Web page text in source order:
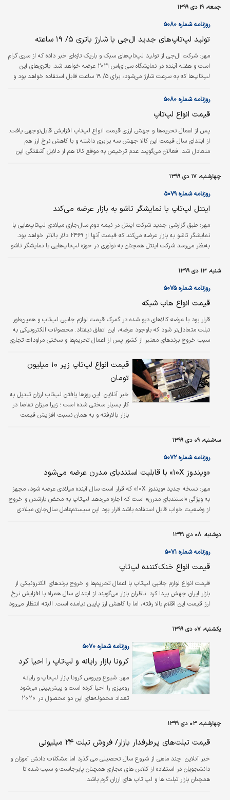
درصد بوده که در ماه‌ها و سال‌های اخیر کم‌سابقه بوده است. در این سه…
جمعه، ۱۹ دی ۱۳۹۹
روزنامه شماره ۵۰۸۰
تولید لپ‌تاپ‌های جدید ال‌جی با شارژ باتری ۵/ ۱۹ ساعته
مهر: شرکت ال‌جی از تولید لپ‌تاپ‌های سبک و باریک تازه‌ای خبر داده که از سری گرام
است و هفته آینده در نمایشگاه سی‌ای‌اس ۲۰۲۱ عرضه خواهد شد. باتری‌های این
لپ‌تاپ‌ها که به سرعت شارژ می‌شود، برای ۵/ ۱۹ ساعت قابل استفاده خواهد بود و
با یک بار شارژ به مدت ۵/ ۱۹ ساعت قابل استفاده…
روزنامه شماره ۵۰۸۰
قیمت انواع لپ‌تاپ
پس از اعمال تحریم‌ها و جهش ارزی قیمت انواع لپ‌تاپ افزایش قابل‌توجهی یافت.
از ابتدای سال قیمت این کالا جهش سه برابری داشته و با کاهش نرخ ارز هم
متعادل شد. فعالان می‌گویند عدم ترخیص به موقع کالا هم از دلایل آشفتگی این
چهارشنبه، ۱۷ دی ۱۳۹۹
روزنامه شماره ۵۰۷۹
اینتل لپ‌تاپ با نمایشگر تاشو به بازار عرضه می‌کند
مهر: طبق گزارشی جدید شرکت اینتل در نیمه دوم سال‌جاری میلادی لپ‌‌تاپ‌هایی با
نمایشگر تاشو به بازار عرضه می‌کند که قیمت آنها از ۲۴۶۹ دلار بالاتر خواهد بود.
به‌نظر می‌رسد شرکت اینتل همچنان به نوآوری در حوزه لپ‌تاپ‌هایی با نمایشگر تاشو
دوم ۲۰۲۱ میلادی به بازار عرضه می‌شوند. طبق گزارش نشریه «دیجی‌تایمز»، اینتل از
مدتی قبل توسعه این نوع از لپ‌تاپ‌ها را آغاز کرده است. همچنین این شرکت
تراشه‌های خود را در لپ‌تاپ‌های جدید به‌کار…
شنبه، ۱۳ دی ۱۳۹۹
روزنامه شماره ۵۰۷۵
قیمت انواع هاب شبکه
قرار بود با عرضه کالاهای دپو شده در گمرک قیمت لوازم جانبی لپ‌تاپ و همین‌طور
تبلت متعادل‌تر شود که باوجود عرضه، این اتفاق نیفتاد. محصولات الکترونیکی به
سبب خروج برندهای معتبر از کشور پس از اعمال تحریم‌ها و سختی مراودات تجاری
قیمت انواع لپ‌تاپ زیر ۱۰ میلیون
تومان
خبر آنلاین: این روزها یافتن لپ‌تاپ ارزان تبدیل به
کار بسیار سختی شده است ؛ زیرا میزان تقاضا در
بازار بالارفته و به همان نسبت افزایش قیمت
سه‌شنبه، ۰۹ دی ۱۳۹۹
روزنامه شماره ۵۰۷۲
«ویندوز ۱۰X» با قابلیت استندبای مدرن عرضه می‌شود
مهر: نسخه جدید «ویندوز ۱۰X» که قرار است سال آینده میلادی عرضه شود، مجهز
به ویژگی «استندبای مدرن» است که اجازه می‌دهد لپ‌تاپ به محض بازشدن و خروج
از وضعیت خواب قابل استفاده باشد.قرار بود این سیستم‌عامل سال‌جاری میلادی
نسخه از ویندوز با قابلیت «استندبای مدرن» عرضه می‌شود که تجربه‌ای آنی را ارائه
می‌کند. درحال‌حاضر مدتی طول می‌کشد تا لپ‌تاپ‌های مجهز به…
دوشنبه، ۰۸ دی ۱۳۹۹
روزنامه شماره ۵۰۷۱
قیمت انواع خنک‌کننده لپ‌تاپ
قیمت انواع لوازم جانبی لپ‌تاپ با اعمال تحریم‌ها و خروج برندهای الکترونیکی از
بازار ایران جهش پیدا کرد. ناظران بازار می‌گویند از ابتدای سال همراه با افزایش نرخ
ارز قیمت این اقلام بالا رفته، اما با کاهش ارز پایین نیامده است. البته انتظار می‌رود
یکشنبه، ۰۷ دی ۱۳۹۹
روزنامه شماره ۵۰۷۰
کرونا بازار رایانه و لپ‌تاپ را احیا کرد
مهر: شیوع ویروس کرونا بازار لپ‌تاپ و رایانه
رومیزی را احیا کرده است و پیش‌بینی می‌شود
تعداد محموله‌های این دو محصول در ٢٠٢٠
میلادی نیز بی‌سابقه‌تر بوده است. این درحالی
است که تولیدکنندگان هنوز بیش از چندماه نیاز
دارند تا سفارش‌های بزرگ خود را انجام دهند.
آموزش و کار از راه دور منجر به احیای بازار رایانه‌ها
چهارشنبه، ۰۳ دی ۱۳۹۹
قیمت تبلت‌های پرطرفدار بازار/ فروش تبلت ۲۴ میلیونی
خبر آنلاین: چند ماهی از شروع سال تحصیلی می گذرد اما مشکلات دانش آموزان و
دانشجویان در استفاده از کلاس های مجازی همچنان پابرجاست و سبب شده تا
همچنان بازار تبلت ها و لپ تاپ های ارزان گرم باشد.